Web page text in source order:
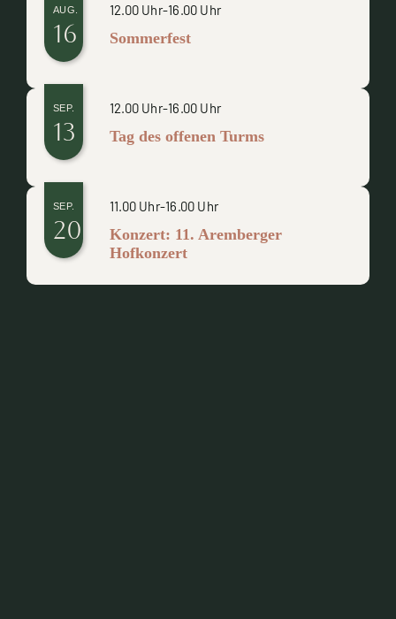
AUG.
16
12.00 Uhr-16.00 Uhr
Sommerfest
SEP.
13
12.00 Uhr-16.00 Uhr
Tag des offenen Turms
SEP.
20
11.00 Uhr-16.00 Uhr
Konzert: 11. Aremberger
Hofkonzert